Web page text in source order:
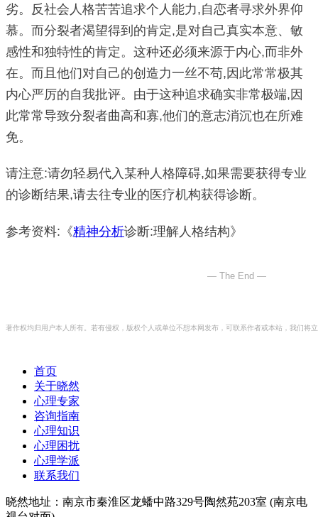
劣。反社会人格苦苦追求个人能力,自恋者寻求外界仰
慕。而分裂者渴望得到的肯定,是对自己真实本意、敏
感性和独特性的肯定。这种还必须来源于内心,而非外
在。而且他们对自己的创造力一丝不苟,因此常常极其
内心严厉的自我批评。由于这种追求确实非常极端,因
此常常导致分裂者曲高和寡,他们的意志消沉也在所难
免。
请注意:请勿轻易代入某种人格障碍,如果需要获得专业
的诊断结果,请去往专业的医疗机构获得诊断。
参考资料: 《精神分析诊断:理解人格结构》
— The End —
著作权均归用户本人所有。若有侵权，版权个人或单位不想本网发布，可联系作者或本站，我们将
首页
关于晓然
心理专家
咨询指南
心理知识
心理困扰
心理学派
联系我们
晓然地址：南京市秦淮区龙蟠中路329号陶然苑203室 (南京电